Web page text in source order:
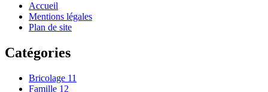
Accueil
Mentions légales
Plan de site
Catégories
Bricolage 11
Famille 12